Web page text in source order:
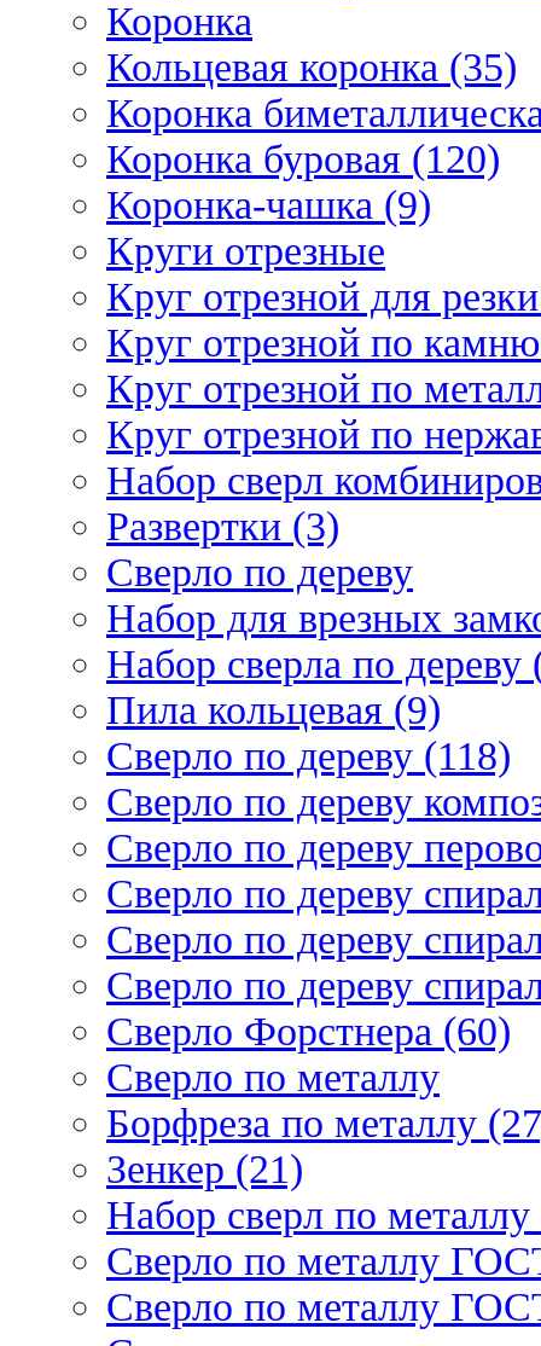
Коронка
Кольцевая коронка (35)
Коронка
Коронка буровая (120)
Коронка-чашка (9)
Круги отрезные
Круг отрезной для
Круг отрезной по
Круг отрезной по
Круг отрезной по
Набор сверл
Развертки (3)
Сверло по дереву
Набор для врезных
Набор сверла по дереву
Пила кольцевая (9)
Сверло по дереву (118)
Сверло по дереву
Сверло по дереву
Сверло по дереву
Сверло по дереву
Сверло по дереву
Сверло Форстнера (60)
Сверло по металлу
Борфреза по металлу
Зенкер (21)
Набор сверл по
Сверло по металлу
Сверло по металлу